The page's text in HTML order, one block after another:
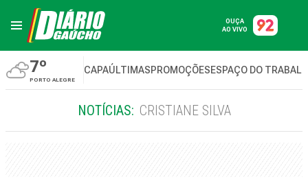
OUÇA
AO VIVO
7º
PORTO ALEGRE
CAPAÚLTIMASPROMOÇÕESESPAÇO DO
NOTÍCIAS: CRISTIANE SILVA